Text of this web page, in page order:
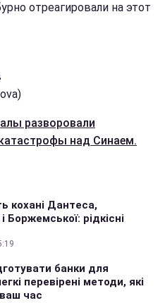
отреагировали на этот
разворовали
над Синаем.
кохані Дантеса,
Боржемської: рідкісні
банки для
перевірені методи, які
час